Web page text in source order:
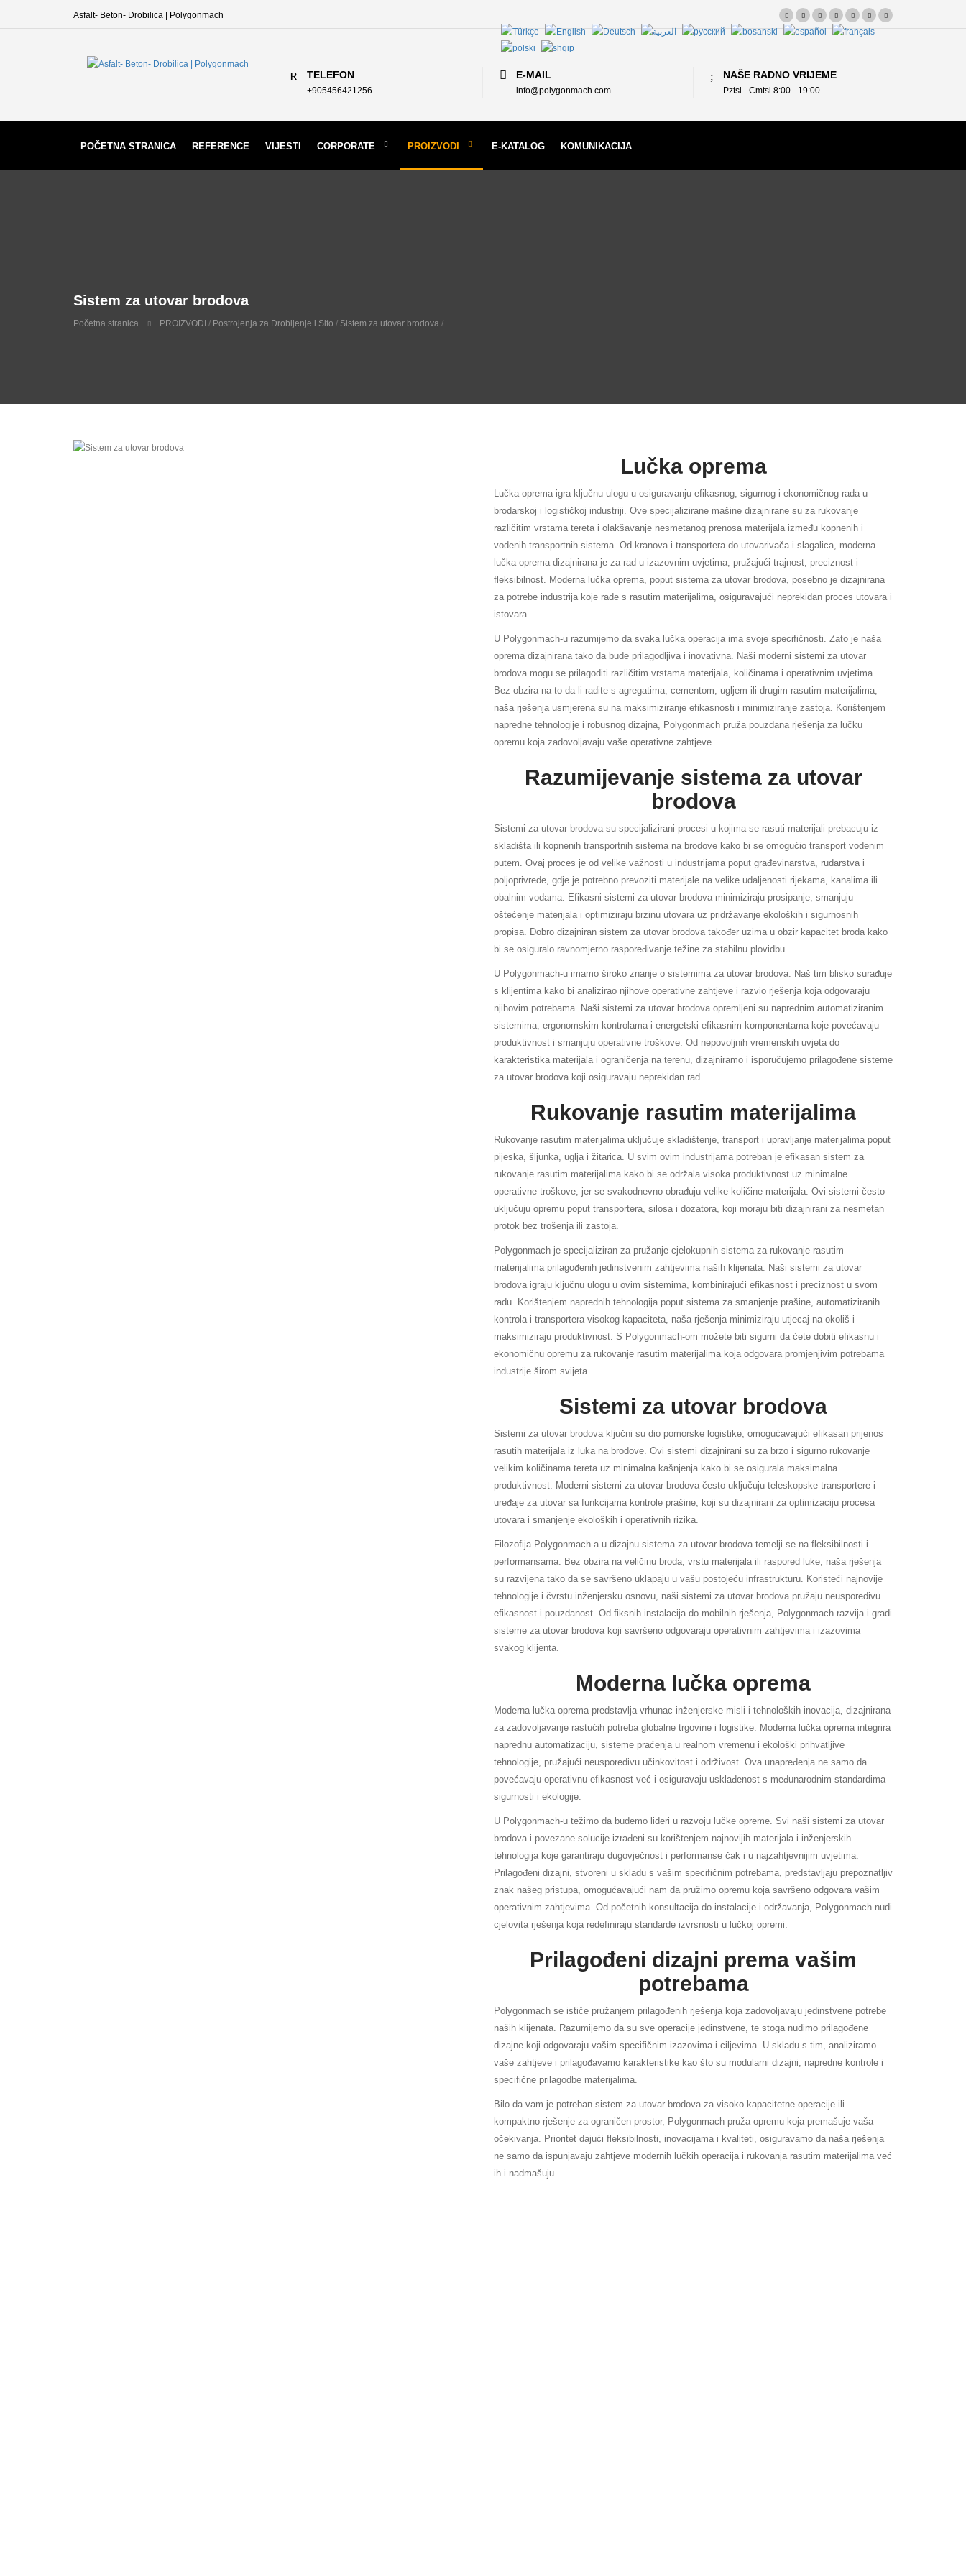
Asfalt- Beton- Drobilica | Polygonmach
TELEFON
+905456421256
E-MAIL
info@polygonmach.com
NAŠE RADNO VRIJEME
Pztsi - Cmtsi 8:00 - 19:00
POČETNA STRANICA REFERENCE VIJESTI CORPORATE PROIZVODI E-KATALOG KOMUNIKACIJA
Sistem za utovar brodova
Početna stranica PROIZVODI / Postrojenja za Drobljenje i Sito / Sistem za utovar brodova /
Lučka oprema
Lučka oprema igra ključnu ulogu u osiguravanju efikasnog, sigurnog i ekonomičnog rada u
brodarskoj i logističkoj industriji. Ove specijalizirane mašine dizajnirane su za rukovanje
različitim vrstama tereta i olakšavanje nesmetanog prenosa materijala između kopnenih i
vodenih transportnih sistema. Od kranova i transportera do utovarivača i slagalica, moderna
lučka oprema dizajnirana je za rad u izazovnim uvjetima, pružajući trajnost, preciznost i
fleksibilnost. Moderna lučka oprema, poput sistema za utovar brodova, posebno je dizajnirana
za potrebe industrija koje rade s rasutim materijalima, osiguravajući neprekidan proces utovara i
istovara.
U Polygonmach-u razumijemo da svaka lučka operacija ima svoje specifičnosti. Zato je naša
oprema dizajnirana tako da bude prilagodljiva i inovativna. Naši moderni sistemi za utovar
brodova mogu se prilagoditi različitim vrstama materijala, količinama i operativnim uvjetima.
Bez obzira na to da li radite s agregatima, cementom, ugljem ili drugim rasutim materijalima,
naša rješenja usmjerena su na maksimiziranje efikasnosti i minimiziranje zastoja. Korištenjem
napredne tehnologije i robusnog dizajna, Polygonmach pruža pouzdana rješenja za lučku
opremu koja zadovoljavaju vaše operativne zahtjeve.
Razumijevanje sistema za utovar
brodova
Sistemi za utovar brodova su specijalizirani procesi u kojima se rasuti materijali prebacuju iz
skladišta ili kopnenih transportnih sistema na brodove kako bi se omogućio transport vodenim
putem. Ovaj proces je od velike važnosti u industrijama poput građevinarstva, rudarstva i
poljoprivrede, gdje je potrebno prevoziti materijale na velike udaljenosti rijekama, kanalima ili
obalnim vodama. Efikasni sistemi za utovar brodova minimiziraju prosipanje, smanjuju
oštećenje materijala i optimiziraju brzinu utovara uz pridržavanje ekoloških i sigurnosnih
propisa. Dobro dizajniran sistem za utovar brodova također uzima u obzir kapacitet broda kako
bi se osiguralo ravnomjerno raspoređivanje težine za stabilnu plovidbu.
U Polygonmach-u imamo široko znanje o sistemima za utovar brodova. Naš tim blisko surađuje
s klijentima kako bi analizirao njihove operativne zahtjeve i razvio rješenja koja odgovaraju
njihovim potrebama. Naši sistemi za utovar brodova opremljeni su naprednim automatiziranim
sistemima, ergonomskim kontrolama i energetski efikasnim komponentama koje povećavaju
produktivnost i smanjuju operativne troškove. Od nepovoljnih vremenskih uvjeta do
karakteristika materijala i ograničenja na terenu, dizajniramo i isporučujemo prilagođene sisteme
za utovar brodova koji osiguravaju neprekidan rad.
Rukovanje rasutim materijalima
Rukovanje rasutim materijalima uključuje skladištenje, transport i upravljanje materijalima poput
pijeska, šljunka, uglja i žitarica. U svim ovim industrijama potreban je efikasan sistem za
rukovanje rasutim materijalima kako bi se održala visoka produktivnost uz minimalne
operativne troškove, jer se svakodnevno obrađuju velike količine materijala. Ovi sistemi često
uključuju opremu poput transportera, silosa i dozatora, koji moraju biti dizajnirani za nesmetan
protok bez trošenja ili zastoja.
Polygonmach je specijaliziran za pružanje cjelokupnih sistema za rukovanje rasutim
materijalima prilagođenih jedinstvenim zahtjevima naših klijenata. Naši sistemi za utovar
brodova igraju ključnu ulogu u ovim sistemima, kombinirajući efikasnost i preciznost u svom
radu. Korištenjem naprednih tehnologija poput sistema za smanjenje prašine, automatiziranih
kontrola i transportera visokog kapaciteta, naša rješenja minimiziraju utjecaj na okoliš i
maksimiziraju produktivnost. S Polygonmach-om možete biti sigurni da ćete dobiti efikasnu i
ekonomičnu opremu za rukovanje rasutim materijalima koja odgovara promjenjivim potrebama
industrije širom svijeta.
Sistemi za utovar brodova
Sistemi za utovar brodova ključni su dio pomorske logistike, omogućavajući efikasan prijenos
rasutih materijala iz luka na brodove. Ovi sistemi dizajnirani su za brzo i sigurno rukovanje
velikim količinama tereta uz minimalna kašnjenja kako bi se osigurala maksimalna
produktivnost. Moderni sistemi za utovar brodova često uključuju teleskopske transportere i
uređaje za utovar sa funkcijama kontrole prašine, koji su dizajnirani za optimizaciju procesa
utovara i smanjenje ekoloških i operativnih rizika.
Filozofija Polygonmach-a u dizajnu sistema za utovar brodova temelji se na fleksibilnosti i
performansama. Bez obzira na veličinu broda, vrstu materijala ili raspored luke, naša rješenja
su razvijena tako da se savršeno uklapaju u vašu postojeću infrastrukturu. Koristeći najnovije
tehnologije i čvrstu inženjersku osnovu, naši sistemi za utovar brodova pružaju neusporedivu
efikasnost i pouzdanost. Od fiksnih instalacija do mobilnih rješenja, Polygonmach razvija i gradi
sisteme za utovar brodova koji savršeno odgovaraju operativnim zahtjevima i izazovima
svakog klijenta.
Moderna lučka oprema
Moderna lučka oprema predstavlja vrhunac inženjerske misli i tehnoloških inovacija, dizajnirana
za zadovoljavanje rastućih potreba globalne trgovine i logistike. Moderna lučka oprema integrira
naprednu automatizaciju, sisteme praćenja u realnom vremenu i ekološki prihvatljive
tehnologije, pružajući neusporedivu učinkovitost i održivost. Ova unapređenja ne samo da
povećavaju operativnu efikasnost već i osiguravaju usklađenost s međunarodnim standardima
sigurnosti i ekologije.
U Polygonmach-u težimo da budemo lideri u razvoju lučke opreme. Svi naši sistemi za utovar
brodova i povezane solucije izrađeni su korištenjem najnovijih materijala i inženjerskih
tehnologija koje garantiraju dugovječnost i performanse čak i u najzahtjevnijim uvjetima.
Prilagođeni dizajni, stvoreni u skladu s vašim specifičnim potrebama, predstavljaju prepoznatljiv
znak našeg pristupa, omogućavajući nam da pružimo opremu koja savršeno odgovara vašim
operativnim zahtjevima. Od početnih konsultacija do instalacije i održavanja, Polygonmach nudi
cjelovita rješenja koja redefiniraju standarde izvrsnosti u lučkoj opremi.
Prilagođeni dizajni prema vašim
potrebama
Polygonmach se ističe pružanjem prilagođenih rješenja koja zadovoljavaju jedinstvene potrebe
naših klijenata. Razumijemo da su sve operacije jedinstvene, te stoga nudimo prilagođene
dizajne koji odgovaraju vašim specifičnim izazovima i ciljevima. U skladu s tim, analiziramo
vaše zahtjeve i prilagođavamo karakteristike kao što su modularni dizajni, napredne kontrole i
specifične prilagodbe materijalima.
Bilo da vam je potreban sistem za utovar brodova za visoko kapacitetne operacije ili
kompaktno rješenje za ograničen prostor, Polygonmach pruža opremu koja premašuje vaša
očekivanja. Prioritet dajući fleksibilnosti, inovacijama i kvaliteti, osiguravamo da naša rješenja
ne samo da ispunjavaju zahtjeve modernih lučkih operacija i rukovanja rasutim materijalima već
ih i nadmašuju.